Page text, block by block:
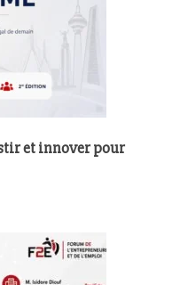
et innover pour